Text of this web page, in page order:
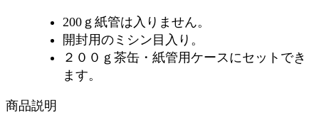
200ｇ紙管は入りません。
開封用のミシン目入り。
２００ｇ茶缶・紙管用ケースにセットでき
ます。
商品説明